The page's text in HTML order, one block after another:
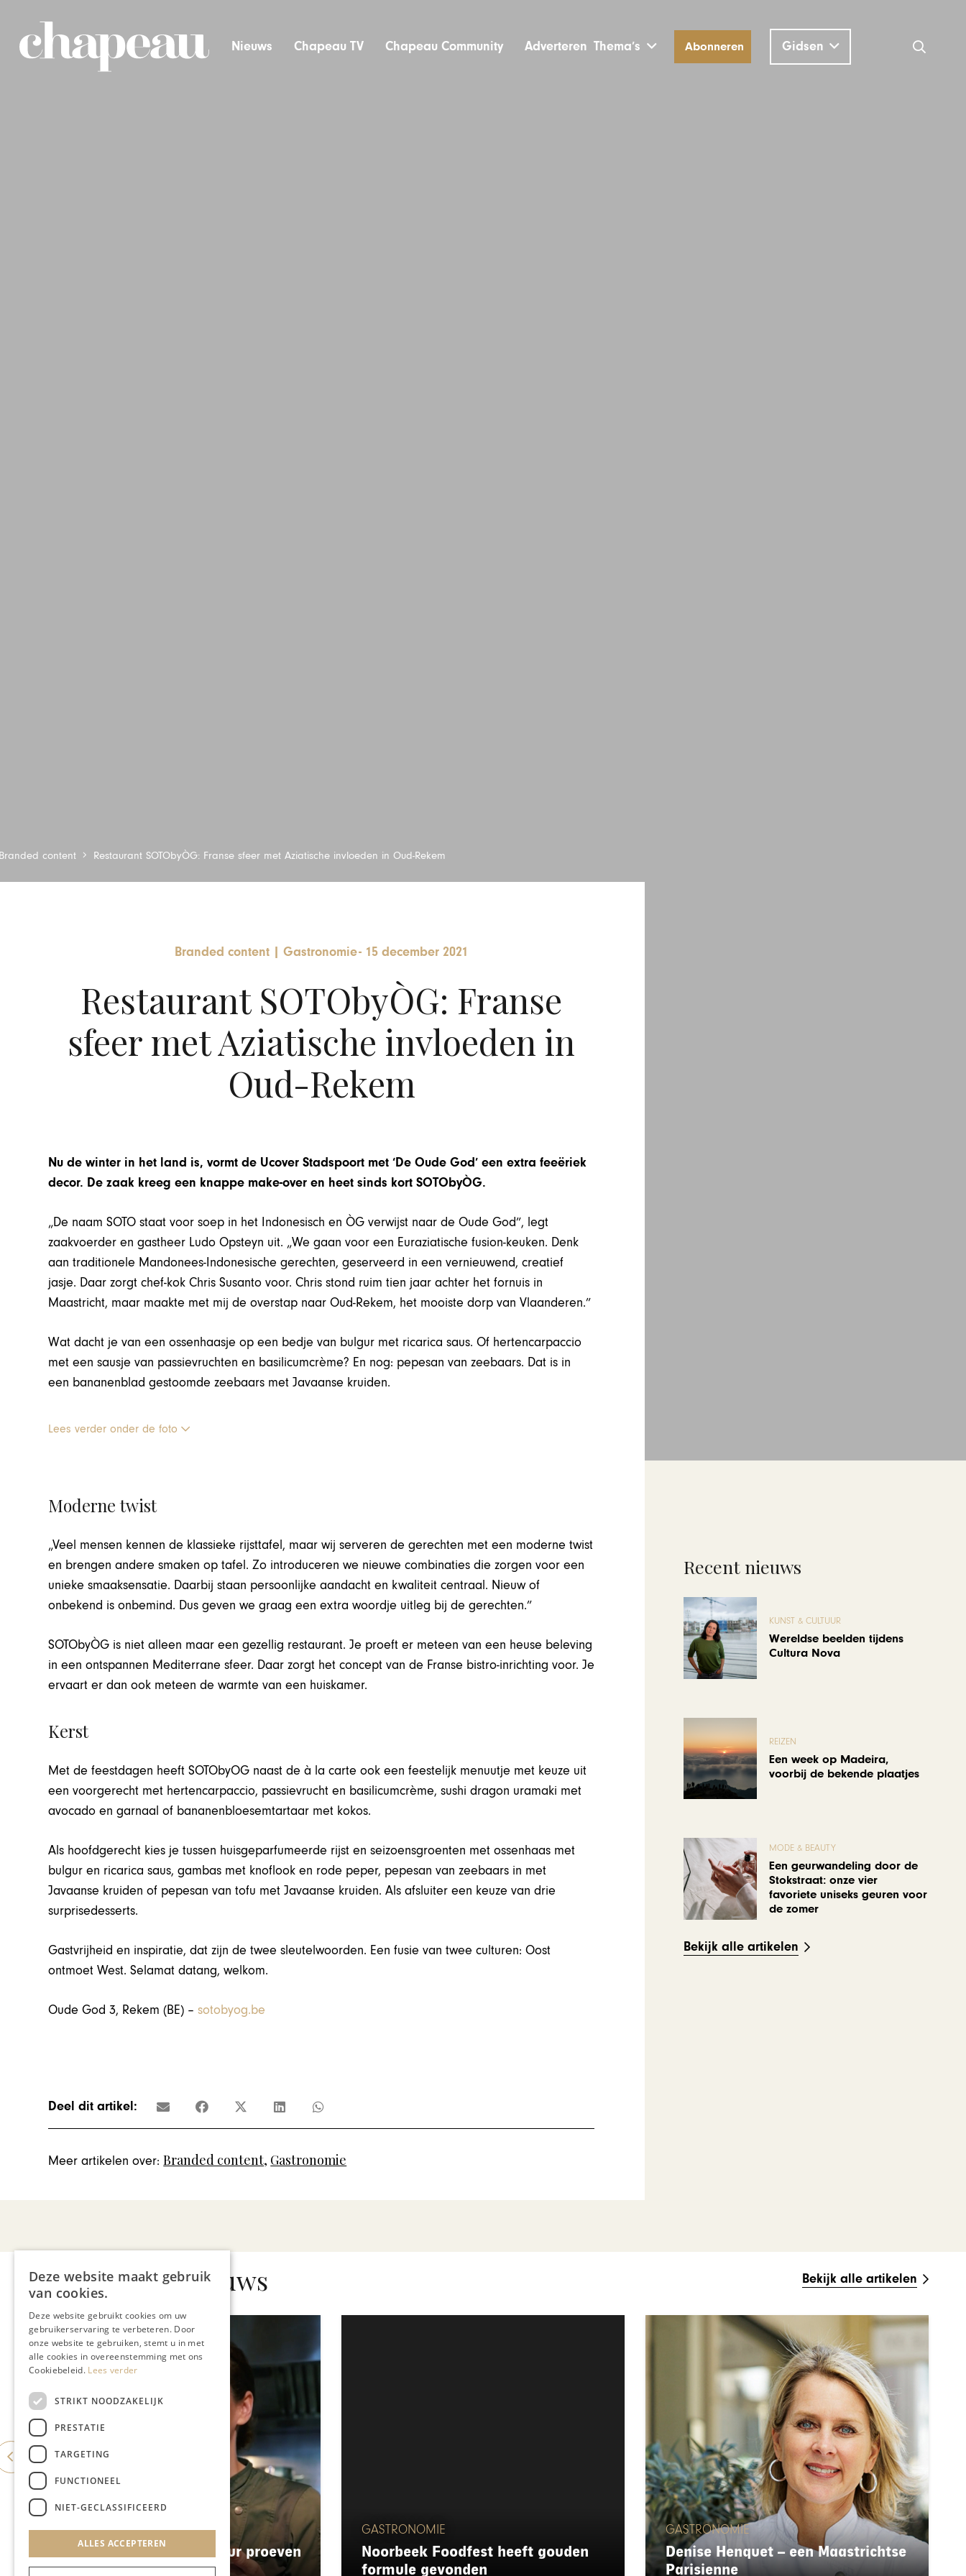
Nieuws Chapeau TV Chapeau Community Adverteren Thema’s Abonneren Gidsen
content Restaurant SOTObyÒG: Franse sfeer met Aziatische invloeden in Oud-Rekem
Branded content Gastronomie- 15 december 2021
Restaurant SOTObyÒG: Franse
sfeer met Aziatische invloeden in
Oud-Rekem
Nu de winter in het land is, vormt de Ucover Stadspoort met ‘De Oude God’ een extra feeëriek
decor. De zaak kreeg een knappe make-over en heet sinds kort SOTObyÒG.
„De naam SOTO staat voor soep in het Indonesisch en ÒG verwijst naar de Oude God”, legt
zaakvoerder en gastheer Ludo Opsteyn uit. „We gaan voor een Euraziatische fusion-keuken. Denk
aan traditionele Mandonees-Indonesische gerechten, geserveerd in een vernieuwend, creatief
jasje. Daar zorgt chef-kok Chris Susanto voor. Chris stond ruim tien jaar achter het fornuis in
Maastricht, maar maakte met mij de overstap naar Oud-Rekem, het mooiste dorp van Vlaanderen.”
Wat dacht je van een ossenhaasje op een bedje van bulgur met ricarica saus. Of hertencarpaccio
met een sausje van passievruchten en basilicumcrème? En nog: pepesan van zeebaars. Dat is in
een bananenblad gestoomde zeebaars met Javaanse kruiden.
Lees verder onder de foto
Moderne twist
„Veel mensen kennen de klassieke rijsttafel, maar wij serveren de gerechten met een moderne twist
en brengen andere smaken op tafel. Zo introduceren we nieuwe combinaties die zorgen voor een
unieke smaaksensatie. Daarbij staan persoonlijke aandacht en kwaliteit centraal. Nieuw of
onbekend is onbemind. Dus geven we graag een extra woordje uitleg bij de gerechten.”
SOTObyÒG is niet alleen maar een gezellig restaurant. Je proeft er meteen van een heuse beleving
in een ontspannen Mediterrane sfeer. Daar zorgt het concept van de Franse bistro-inrichting voor. Je
ervaart er dan ook meteen de warmte van een huiskamer.
Kerst
Met de feestdagen heeft SOTObyOG naast de à la carte ook een feestelijk menuutje met keuze uit
een voorgerecht met hertencarpaccio, passievrucht en basilicumcrème, sushi dragon uramaki met
avocado en garnaal of bananenbloesemtartaar met kokos.
Als hoofdgerecht kies je tussen huisgeparfumeerde rijst en seizoensgroenten met ossenhaas met
bulgur en ricarica saus, gambas met knoflook en rode peper, pepesan van zeebaars in met
Javaanse kruiden of pepesan van tofu met Javaanse kruiden. Als afsluiter een keuze van drie
surprisedesserts.
Gastvrijheid en inspiratie, dat zijn de twee sleutelwoorden. Een fusie van twee culturen: Oost
ontmoet West. Selamat datang, welkom.
Oude God 3, Rekem (BE) –sotobyog.be
Deel dit artikel:
Meer artikelen over: Branded content, Gastronomie
Recent nieuws
KUNST & CULTUUR
Wereldse beelden tijdens
Cultura Nova
REIZEN
Een week op Madeira,
voorbij de bekende plaatjes
MODE & BEAUTY
Een geurwandeling door de
Stokstraat: onze vier
favoriete uniseks geuren voor
de zomer
Bekijk alle artikelen
Gerelateerd nieuws Bekijk alle artikelen
GASTRONOMIE
Enigma laat zijn signatuur proeven
op het Preuvenemint
GASTRONOMIE
Noorbeek Foodfest heeft gouden
formule gevonden
GASTRONOMIE
Denise Henquet – een Maastrichtse
Parisienne
Deze website maakt gebruik
van cookies.
Deze website gebruikt cookies om uw
gebruikerservaring te verbeteren. Door
onze website te gebruiken, stemt u in met
alle cookies in overeenstemming met ons
Cookiebeleid. Lees verder
STRIKT NOODZAKELIJK
PRESTATIE
TARGETING
FUNCTIONEEL
NIET-GECLASSIFICEERD
ALLES ACCEPTEREN